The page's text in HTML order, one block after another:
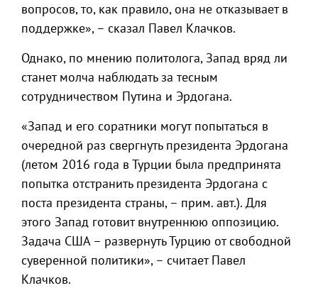
вопросов, то, как правило, она не отказывает в
поддержке», – сказал Павел Клачков.
Однако, по мнению политолога, Запад вряд ли
станет молча наблюдать за тесным
сотрудничеством Путина и Эрдогана.
«Запад и его соратники могут попытаться в
очередной раз свергнуть президента Эрдогана
(летом 2016 года в Турции была предпринята
попытка отстранить президента Эрдогана с
поста президента страны, – прим. авт.). Для
этого Запад готовит внутреннюю оппозицию.
Задача США – развернуть Турцию от свободной
суверенной политики», – считает Павел
Клачков.